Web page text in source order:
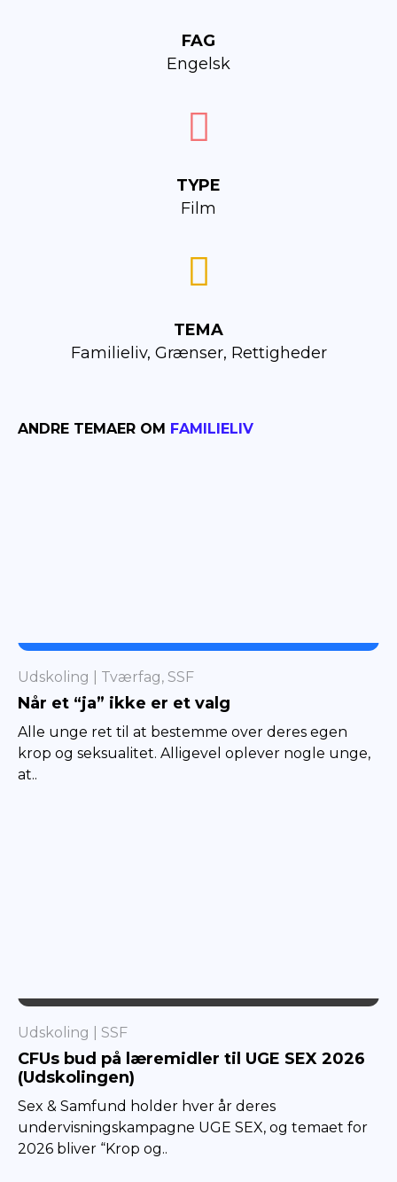
FAG
Engelsk
TYPE
Film
TEMA
Familieliv, Grænser, Rettigheder
ANDRE TEMAER OM FAMILIELIV
Udskoling Tværfag, SSF
Når et “ja” ikke er et valg
TVÆRFAG
Alle unge ret til at bestemme over deres egen
krop og seksualitet. Alligevel oplever nogle unge,
at..
Udskoling SSF
CFUs bud på læremidler til UGE SEX 2026
(Udskolingen)
SSF
Sex & Samfund holder hver år deres
undervisningskampagne UGE SEX, og temaet for
2026 bliver “Krop og..